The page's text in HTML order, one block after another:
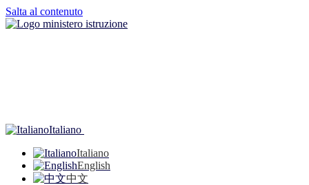
Salta al contenuto
Italiano
Italiano
English
中文